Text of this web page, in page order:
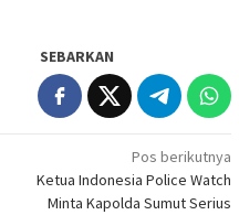
SEBARKAN
Pos berikutnya
Ketua Indonesia Police Watch
Minta Kapolda Sumut Serius